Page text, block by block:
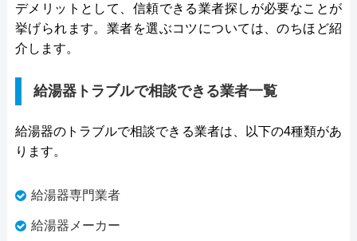
デメリットとして、信頼できる業者探しが必要なことが
挙げられます。業者を選ぶコツについては、のちほど紹
介します。
給湯器トラブルで相談できる業者一覧
給湯器のトラブルで相談できる業者は、以下の4種類があ
ります。
給湯器専門業者
給湯器メーカー